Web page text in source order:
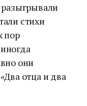
стихи
пор
они
отца и два